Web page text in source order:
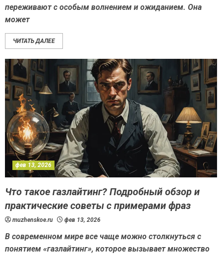
переживают с особым волнением и ожиданием. Она
может
ЧИТАТЬ ДАЛЕЕ
фев 13, 2026
Что такое газлайтинг? Подробный обзор и
практические советы с примерами фраз
muzhenskoe.ru фев 13, 2026
В современном мире все чаще можно столкнуться с
понятием «газлайтинг», которое вызывает множество